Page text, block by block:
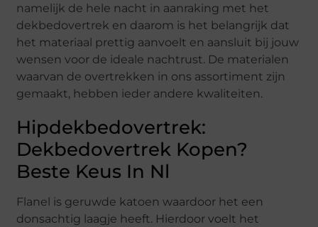
namelijk de hele nacht in aanraking met het
dekbedovertrek en daarom is het belangrijk dat
het materiaal prettig aanvoelt en aansluit bij jouw
wensen voor de ideale nachtrust. De materialen
waarvan de overtrekken in ons assortiment zijn
gemaakt, hebben ieder andere kwaliteiten.
Hipdekbedovertrek:
Dekbedovertrek Kopen?
Beste Keus In Nl
Flanel is geruwde katoen waardoor het een
donsachtig laagje heeft. Hierdoor voelt het